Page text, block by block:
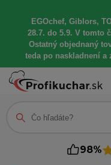
EGOchef, Giblors,
28.7. do 5.9. V tomto
Ostatný objednaný
teda po naskladnení a
98%